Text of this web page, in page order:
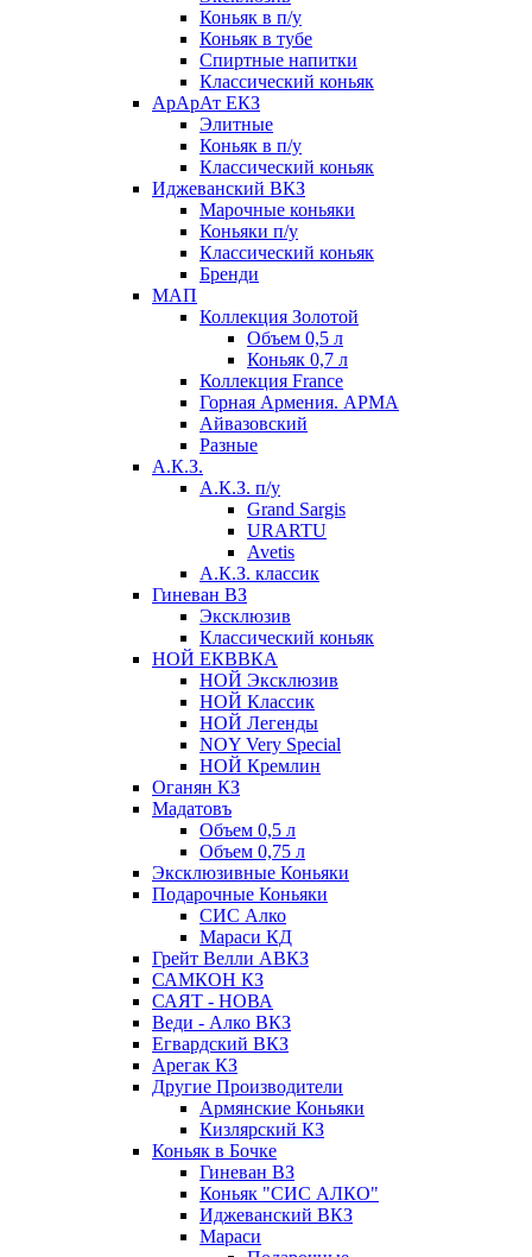
Коньяк в п/у
Коньяк в тубе
Спиртные напитки
Классический коньяк
АрАрАт ЕКЗ
Элитные
Коньяк в п/у
Классический коньяк
Иджеванский ВКЗ
Марочные коньяки
Коньяки п/у
Классический коньяк
Бренди
МАП
Коллекция Золотой
Объем 0,5 л
Коньяк 0,7 л
Коллекция France
Горная Армения. АРМА
Айвазовский
Разные
А.К.З.
А.К.З. п/у
Grand Sargis
URARTU
Avetis
А.К.З. классик
Гиневан ВЗ
Эксклюзив
Классический коньяк
НОЙ ЕКВВКА
НОЙ Эксклюзив
НОЙ Классик
НОЙ Легенды
NOY Very Speсial
НОЙ Кремлин
Оганян КЗ
Мадатовъ
Объем 0,5 л
Объем 0,75 л
Эксклюзивные Коньяки
Подарочные Коньяки
СИС Алко
Мараси КД
Грейт Велли АВКЗ
САМКОН КЗ
САЯТ - НОВА
Веди - Алко ВКЗ
Егвардский ВКЗ
Арегак КЗ
Другие Производители
Армянские Коньяки
Кизлярский КЗ
Коньяк в Бочке
Гиневан ВЗ
Коньяк "СИС АЛКО"
Иджеванский ВКЗ
Мараси